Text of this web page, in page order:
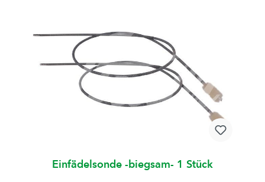
Schraubklemmung
Einfädelsonde -biegsam- 1 Stück